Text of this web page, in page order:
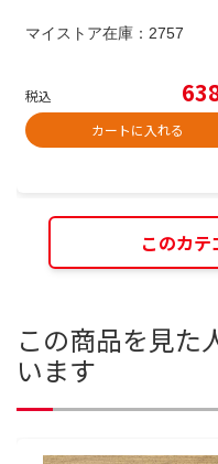
マイストア在庫： 2757
税込
カートに入れる
このカ
この商品を見た
います